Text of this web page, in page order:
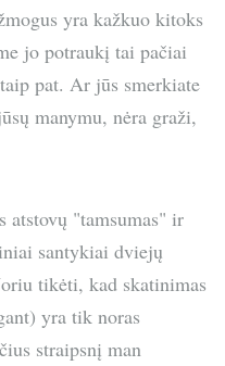
yra kažkuo kitoks
jo potraukį tai pačiai
pat. Ar jūs smerkiate
manymu, nėra graži,
atstovų "tamsumas" ir
santykiai dviejų
tikėti, kad skatinimas
yra tik noras
straipsnį man